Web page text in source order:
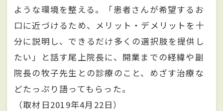
ような環境を整える。「患者さんが希望するお
口に近づけるため、メリット・デメリットを十
分に説明し、できるだけ多くの選択肢を提供し
たい」と話す尾上院長に、開業までの経緯や副
院長の牧子先生との診療のこと、めざす治療な
どたっぷり語ってもらった。
（取材日2019年4月22日）